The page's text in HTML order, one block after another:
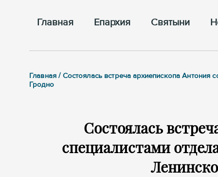
Главная Епархия Cвятыни
Главная / Состоялась встреча архиепископа
Гродно
Состоялась
специалистами